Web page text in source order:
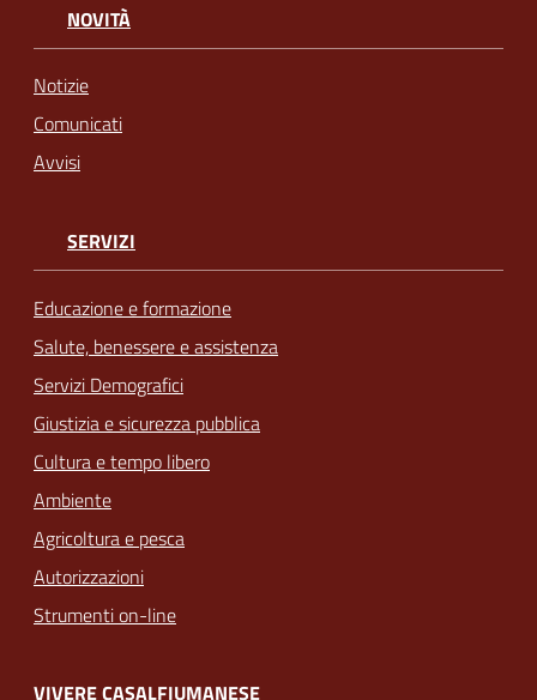
NOVITÀ
Notizie
Comunicati
Avvisi
SERVIZI
Educazione e formazione
Salute, benessere e assistenza
Servizi Demografici
Giustizia e sicurezza pubblica
Cultura e tempo libero
Ambiente
Agricoltura e pesca
Autorizzazioni
Strumenti on-line
VIVERE CASALFIUMANESE